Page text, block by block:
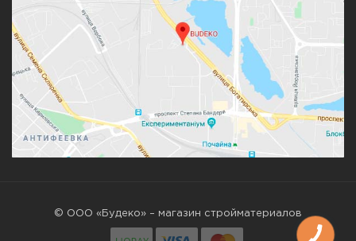
© ООО «Будеко» – магазин стройматериалов